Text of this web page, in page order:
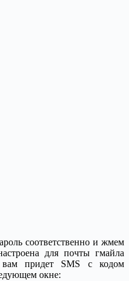
соответственно и жмем
для почты гмайла
вам придет SMS с кодом
окне: